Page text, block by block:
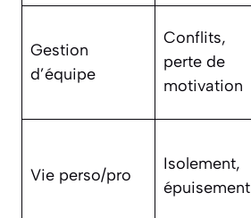
Gestion
d’équipe
Conflits,
perte de
motivation
Vie perso/pro
Isolement,
épuisement